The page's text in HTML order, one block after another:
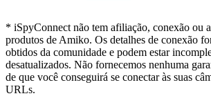
* iSpyConnect não tem afiliação, conexão ou
produtos de Amiko. Os detalhes de conexão
obtidos da comunidade e podem estar
desatualizados. Não fornecemos nenhuma
de que você conseguirá se conectar às suas
URLs.